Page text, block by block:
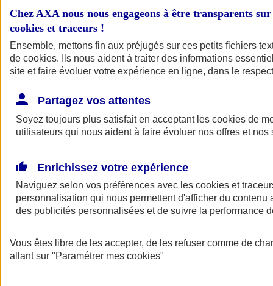
AXA Assurance
Chez AXA nous nous engageons à être transparents
cookies et traceurs !
Ensemble, mettons fin aux préjugés sur ces petits fichiers
de cookies. Ils nous aident à traiter des informations
site et faire évoluer votre expérience en ligne, dans le
Partagez vos attentes
Soyez toujours plus satisfait en acceptant les cookies de
utilisateurs qui nous aident à faire évoluer nos offres et nos
Enrichissez votre expérience
Naviguez selon vos préférences avec les cookies et
personnalisation qui nous permettent d'afficher du contenu
des publicités personnalisées et de suivre la performance
Vous êtes libre de les accepter, de les refuser comme de
allant sur "Paramétrer mes cookies"